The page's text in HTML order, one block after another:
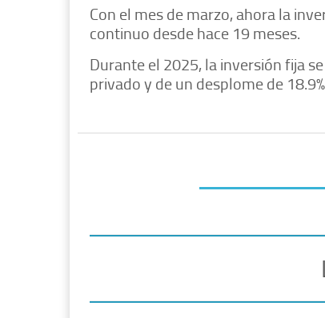
Con el mes de marzo, ahora la
continuo desde hace 19 meses.
Durante el 2025, la inversión fija
privado y de un desplome de